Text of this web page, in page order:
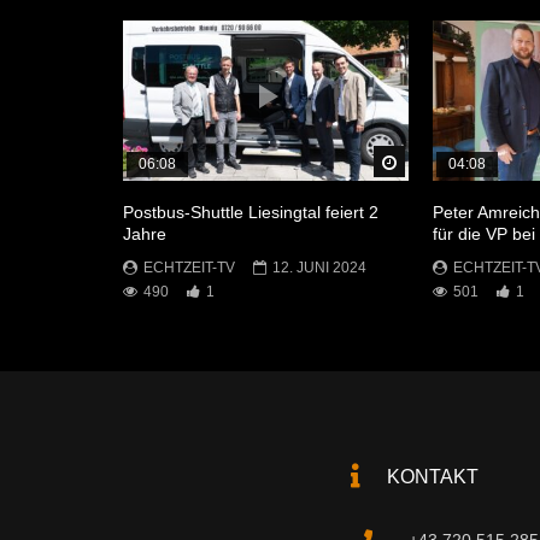
Später Ansehen
06:08
Postbus-Shuttle Liesingtal feiert 2
Jahre
ECHTZEIT-TV
12. JUNI 2024
490
1
04:08
Peter
für die VP bei
ECHTZEIT-
501
1
KONTAKT